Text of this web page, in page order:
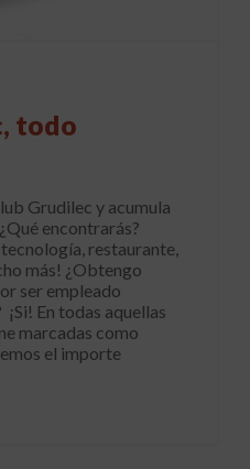
todo
Grudilec y acumula
encontrarás?
restaurante,
más! ¿Obtengo
ser empleado
En todas aquellas
marcadas como
el importe